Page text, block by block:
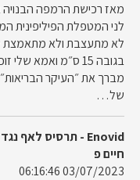
מאז רכישת הרמפה
לני המטפלת הפיליפינית
בגובה 15 ס״מ ואמא
מברך את ״העיקר
של…
Enovid - תרסיס לאף נגד וירוסים המסייע בהגנה כנגד מגוון נגיפים
חיים פ
03/07/2023 06:16:46